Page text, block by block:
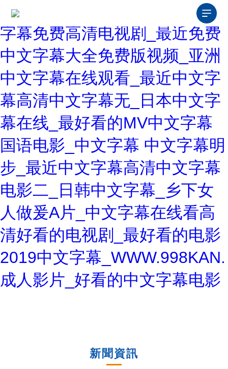
中文字幕在线免费看线人_中文
字幕免费高清电视剧_最近免费
中文字幕大全免费版视频_亚洲
中文字幕在线观看_最近中文字
幕高清中文字幕无_日本中文字
幕在线_最好看的MV中文字幕
国语电影_中文字幕 中文字幕明
步_最近中文字幕高清中文字幕
电影二_日韩中文字幕_乡下女
人做爰A片_中文字幕在线看高
清好看的电视剧_最好看的电影
2019中文字幕_WWW.998KAN.
成人影片_好看的中文字幕电影
新聞資訊